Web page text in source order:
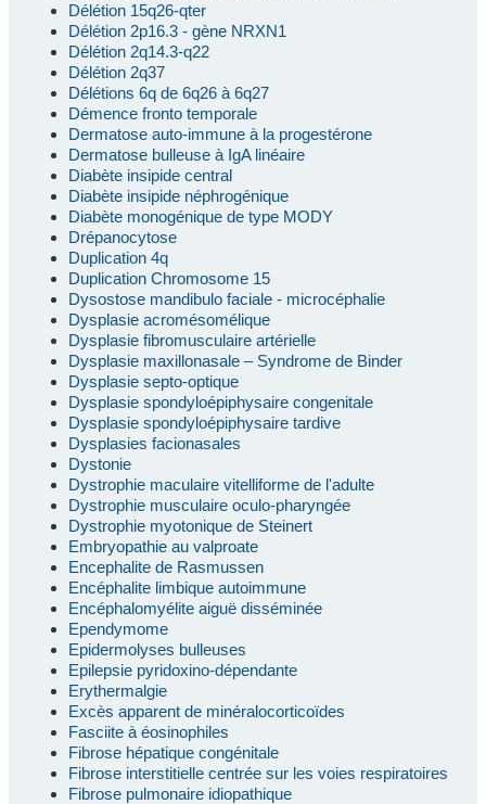
Délétion 15q26-qter
Délétion 2p16.3 - gène NRXN1
Délétion 2q14.3-q22
Délétion 2q37
Délétions 6q de 6q26 à 6q27
Démence fronto temporale
Dermatose auto-immune à la progestérone
Dermatose bulleuse à IgA linéaire
Diabète insipide central
Diabète insipide néphrogénique
Diabète monogénique de type MODY
Drépanocytose
Duplication 4q
Duplication Chromosome 15
Dysostose mandibulo faciale - microcéphalie
Dysplasie acromésomélique
Dysplasie fibromusculaire artérielle
Dysplasie maxillonasale – Syndrome de Binder
Dysplasie septo-optique
Dysplasie spondyloépiphysaire congenitale
Dysplasie spondyloépiphysaire tardive
Dysplasies facionasales
Dystonie
Dystrophie maculaire vitelliforme de l'adulte
Dystrophie musculaire oculo-pharyngée
Dystrophie myotonique de Steinert
Embryopathie au valproate
Encephalite de Rasmussen
Encéphalite limbique autoimmune
Encéphalomyélite aiguë disséminée
Ependymome
Epidermolyses bulleuses
Epilepsie pyridoxino-dépendante
Erythermalgie
Excès apparent de minéralocorticoïdes
Fasciite à éosinophiles
Fibrose hépatique congénitale
Fibrose interstitielle centrée sur les voies respiratoires
Fibrose pulmonaire idiopathique